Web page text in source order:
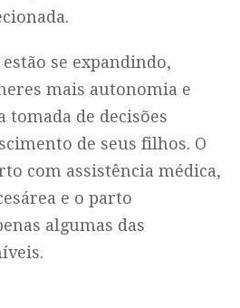
se expandindo,
mais autonomia e
tomada de decisões
de seus filhos. O
com assistência médica,
e o parto
algumas das